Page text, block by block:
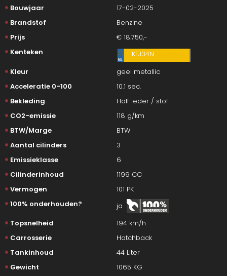
Bouwjaar
17-02-2025
Brandstof
Benzine
Prijs
€ 18.750,-
Kenteken
KFJ34N
Kleur
geel metallic
Acceleratie 0-100
10.1 sec.
Bekleding
Half leder / stof
CO2-emissie
118 g/km
BTW/Marge
BTW
Aantal cilinders
3
Emissieklasse
6
Cilinderinhoud
1199 CC
Vermogen
101 PK
100% onderhouden?
ja
Topsnelheid
194 km/h
Carrosserie
Hatchback
Tankinhoud
44 Liter
Gewicht
1065 KG